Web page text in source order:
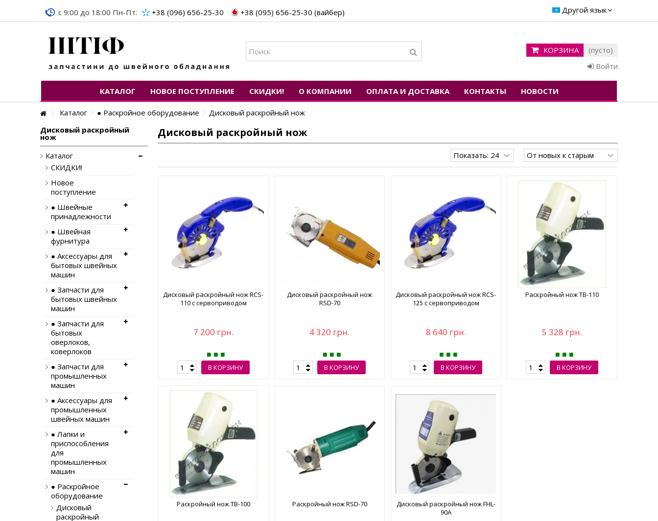
Другой язык
c 9:00 до 18:00 Пн-Пт: +38 (096) 656-25-30 +38 (095) 656-25-30 (вайбер)
КОРЗИНА
(пусто)
Войти
КАТАЛОГ НОВОЕ ПОСТУПЛЕНИЕ СКИДКИ! О КОМПАНИИ ОПЛАТА И ДОСТАВКА КОНТАКТЫ НОВОСТИ
Каталог ● Раскройное оборудование Дисковый раскройный нож
Дисковый раскройный нож
Дисковый раскройный нож RCS-
110 с сервоприводом
7 200 грн.
В КОРЗИНУ
Дисковый раскройный нож
RSD-70
4 320 грн.
В КОРЗИНУ
Дисковый раскройный нож RCS-
125 с сервоприводом
8 640 грн.
В КОРЗИНУ
Раскройный нож TB-110
5 328 грн.
В КОРЗИНУ
Раскройный нож TB-100 Раскройный нож RSD-70
Дисковый раскройный нож FHL-
90A
Дисковый раскройный
нож
Каталог
СКИДКИ!
Новое
поступление
● Швейные
принадлежности
● Швейная
фурнитура
● Аксессуары для
бытовых швейных
машин
● Запчасти для
бытовых швейных
машин
● Запчасти для
бытовых
оверлоков,
коверлоков
● Запчасти для
промышленных
машин
● Аксессуары для
промышленных
швейных машин
● Лапки и
приспособления
для
промышленных
машин
● Раскройное
оборудование
Дисковый
раскройный